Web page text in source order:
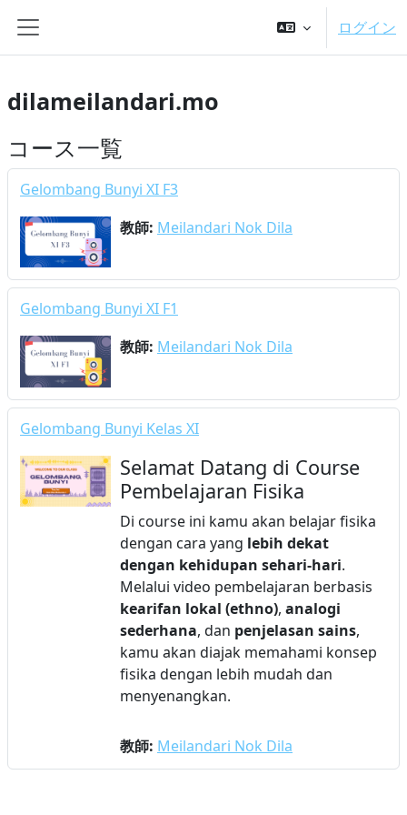
サイドパネル
ログイン
dilameilandari.mo
コース一覧
Gelombang Bunyi XI F3
教師: Meilandari Nok Dila
Gelombang Bunyi XI F1
教師: Meilandari Nok Dila
Gelombang Bunyi Kelas XI
Selamat Datang di Course
Pembelajaran Fisika
Di course ini kamu akan belajar fisika
dengan cara yang lebih dekat
dengan kehidupan sehari-hari.
Melalui video pembelajaran berbasis
kearifan lokal (ethno), analogi
sederhana, dan penjelasan sains,
kamu akan diajak memahami konsep
fisika dengan lebih mudah dan
menyenangkan.
教師: Meilandari Nok Dila